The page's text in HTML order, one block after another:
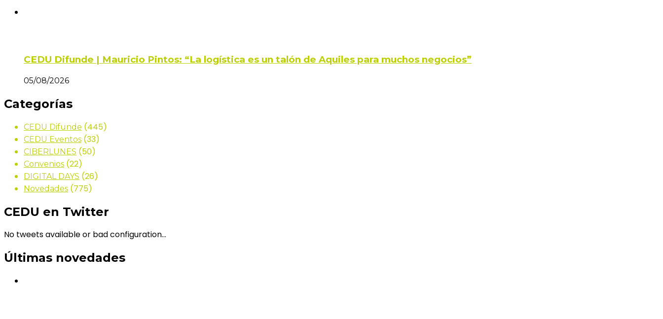
CEDU Difunde | Mauricio Pintos: “La logística es un talón de Aquiles para muchos negocios”
05/08/2026
Categorías
CEDU Difunde (445)
CEDU Eventos (33)
CIBERLUNES (50)
Convenios (22)
DIGITAL DAYS (26)
Novedades (775)
CEDU en Twitter
No tweets available or bad configuration...
Últimas novedades